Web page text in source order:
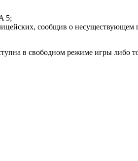
5;
сообщив о
в свободном режиме игры либо